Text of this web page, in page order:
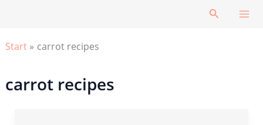
Suchen
Start carrot recipes
carrot recipes